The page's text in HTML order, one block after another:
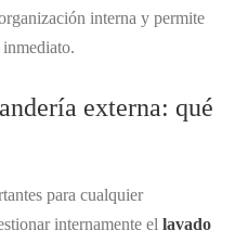
interna y permite
inmediato.
externa: qué
para cualquier
internamente el lavado